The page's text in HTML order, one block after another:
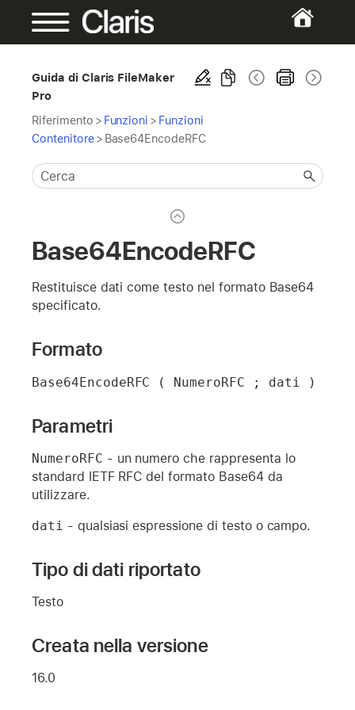
Guida di Claris FileMaker
Pro
Riferimento > Funzioni > Funzioni
Contenitore > Base64EncodeRFC
Base64EncodeRFC
Restituisce dati come testo nel formato Base64
specificato.
Formato
Base64EncodeRFC ( NumeroRFC ; dati )
Parametri
NumeroRFC - un numero che rappresenta lo
standard IETF RFC del formato Base64 da
utilizzare.
dati - qualsiasi espressione di testo o campo.
Tipo di dati riportato
Testo
Creata nella versione
16.0